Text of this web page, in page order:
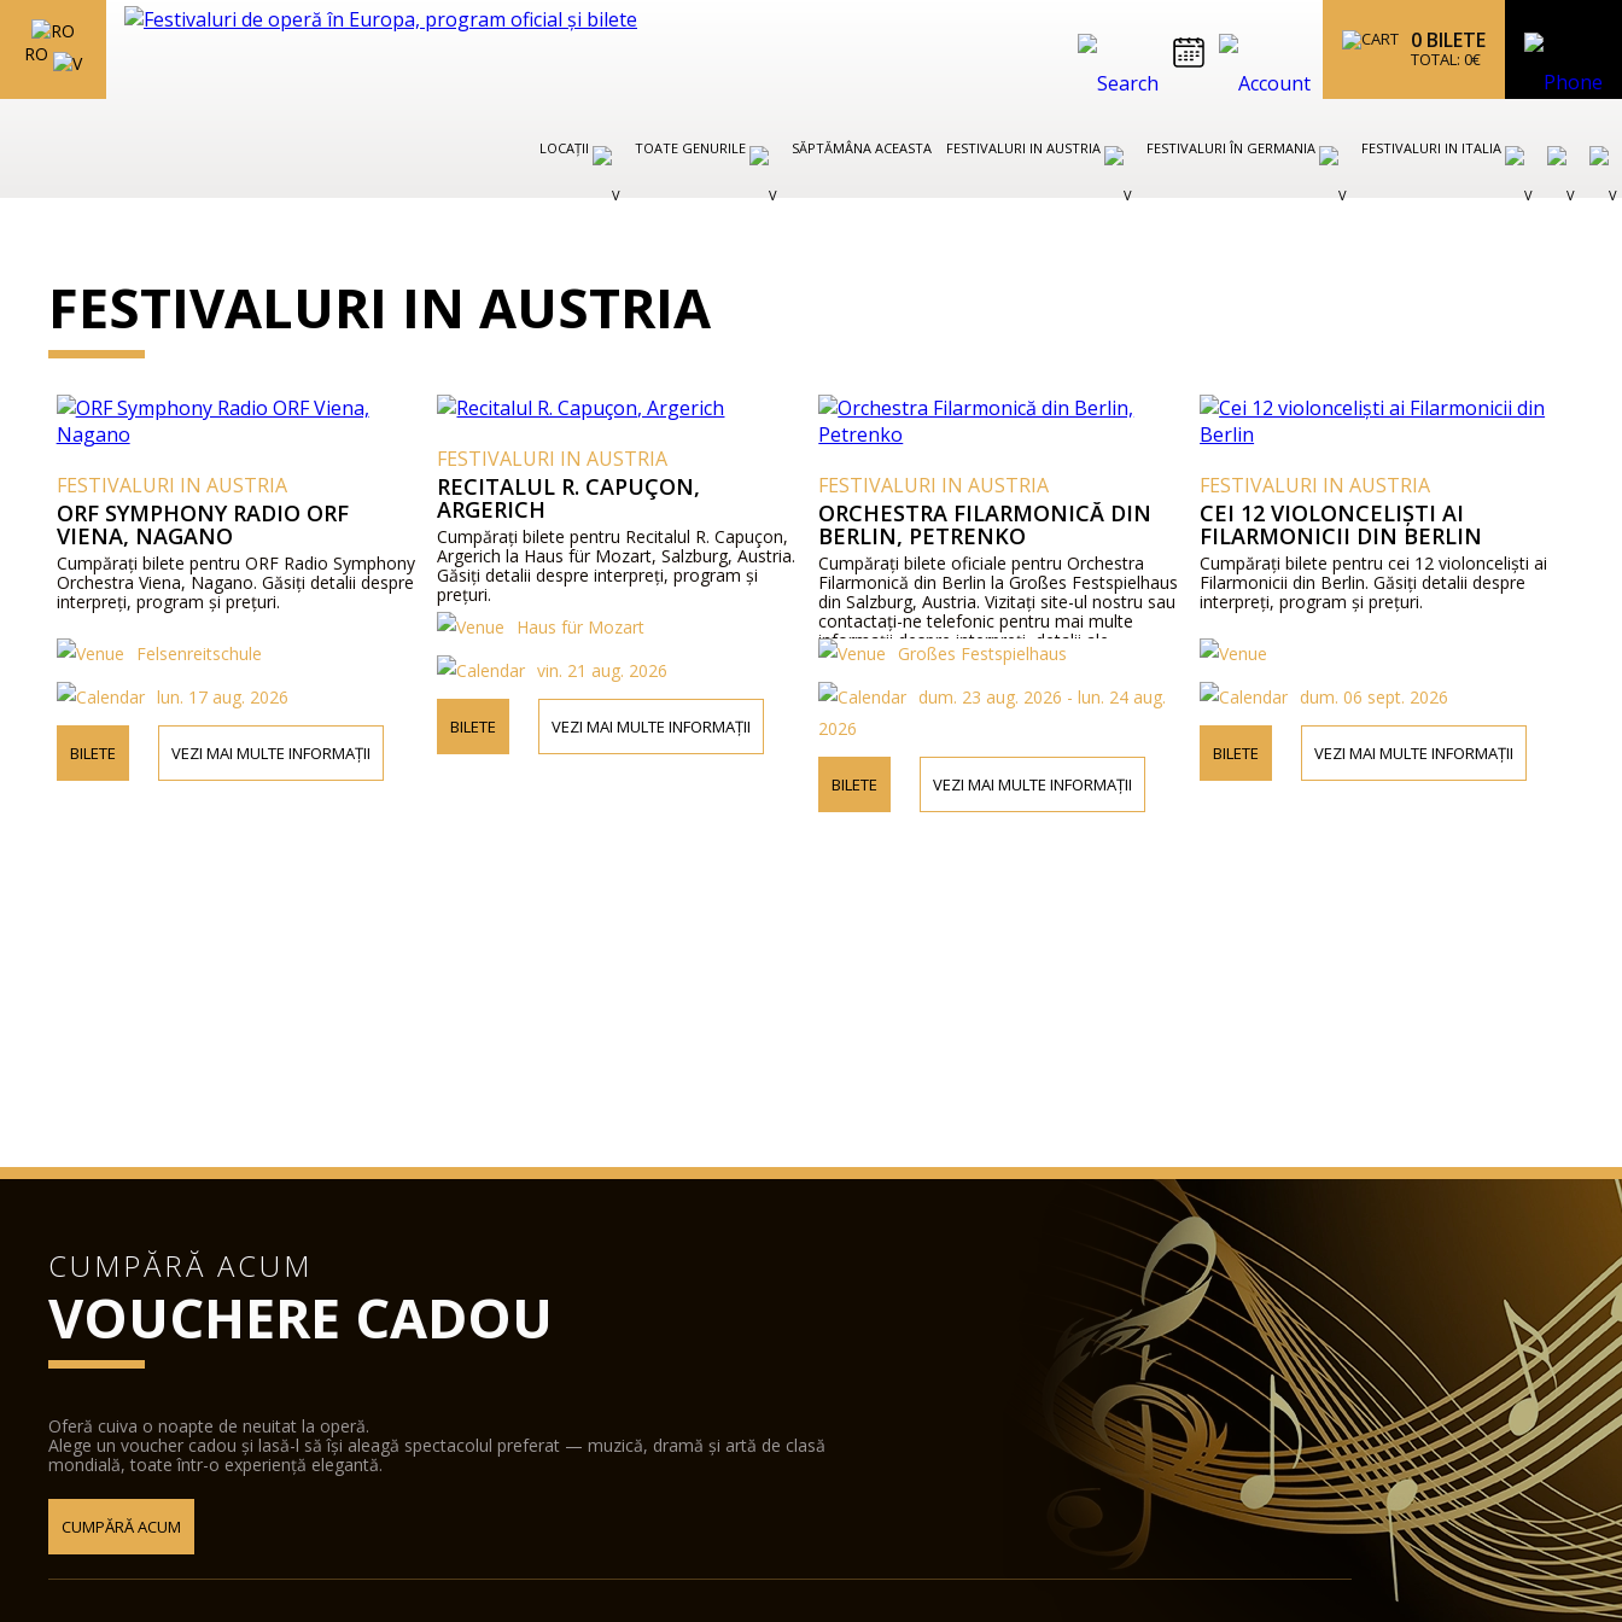
RO
0 BILETE
TOTAL: 0€
LOCAȚII TOATE GENURILE SĂPTĂMÂNA ACEASTA FESTIVALURI IN AUSTRIA FESTIVALURI ÎN GERMANIA FESTIVALURI IN ITALIA
FESTIVALURI IN AUSTRIA
FESTIVALURI IN AUSTRIA
ORF SYMPHONY RADIO ORF
VIENA, NAGANO
Cumpărați bilete pentru ORF Radio Symphony
Orchestra Viena, Nagano. Găsiți detalii despre
interpreți, program și prețuri.
Felsenreitschule
lun. 17 aug. 2026
BILETE VEZI MAI MULTE INFORMAȚII
FESTIVALURI IN AUSTRIA
RECITALUL R. CAPUÇON,
ARGERICH
Cumpărați bilete pentru Recitalul R. Capuçon,
Argerich la Haus für Mozart, Salzburg, Austria.
Găsiți detalii despre interpreți, program și
prețuri.
Haus für Mozart
vin. 21 aug. 2026
BILETE VEZI MAI MULTE INFORMAȚII
FESTIVALURI IN AUSTRIA
ORCHESTRA FILARMONICĂ DIN
BERLIN, PETRENKO
Cumpărați bilete oficiale pentru Orchestra
Filarmonică din Berlin la Großes Festspielhaus
din Salzburg, Austria. Vizitați site-ul nostru sau
contactați-ne telefonic pentru mai multe
informații despre interpreți, detalii ale
programului și prețurile biletelor.
Großes Festspielhaus
dum. 23 aug. 2026 - lun. 24 aug.
2026
BILETE VEZI MAI MULTE INFORMAȚII
FESTIVALURI IN AUSTRIA
CEI 12 VIOLONCELIȘTI AI
FILARMONICII DIN BERLIN
Cumpărați bilete pentru cei 12 violonceliști ai
Filarmonicii din Berlin. Găsiți detalii despre
interpreți, program și prețuri.
dum. 06 sept. 2026
BILETE VEZI MAI MULTE INFORMAȚII
CUMPĂRĂ ACUM
VOUCHERE CADOU
Oferă cuiva o noapte de neuitat la operă.
Alege un voucher cadou și lasă-l să își aleagă spectacolul preferat — muzică, dramă și artă de clasă
mondială, toate într-o experiență elegantă.
CUMPĂRĂ ACUM